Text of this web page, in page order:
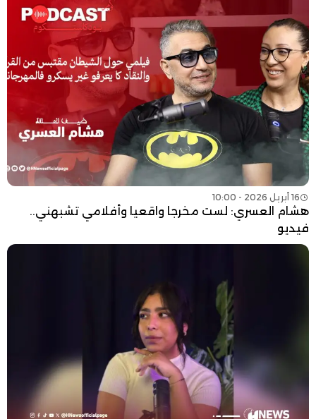
16 أبريل 2026 - 10:00
هشام العسري: لست مخرجا واقعيا وأفلامي تشبهني..
فيديو